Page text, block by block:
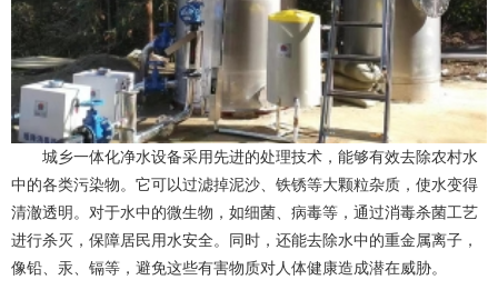
城乡一体化净水设备采用先进的处理技术，能够有效去除农村水
中的各类污染物。它可以过滤掉泥沙、铁锈等大颗粒杂质，使水变得
清澈透明。对于水中的微生物，如细菌、病毒等，通过消毒杀菌工艺
进行杀灭，保障居民用水安全。同时，还能去除水中的重金属离子，
像铅、汞、镉等，避免这些有害物质对人体健康造成潜在威胁。